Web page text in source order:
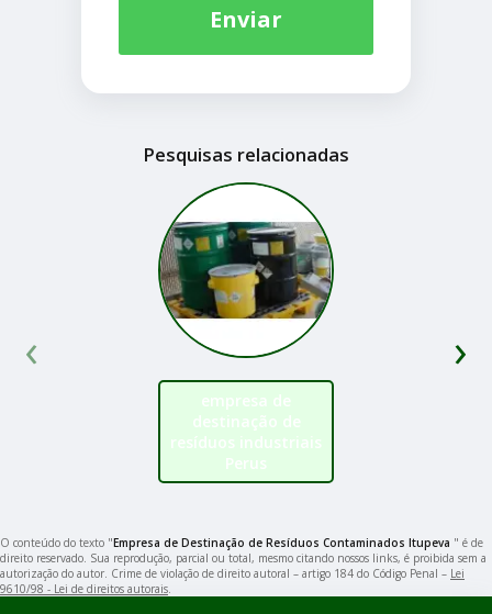
Enviar
Pesquisas relacionadas
empresa de
destinação de
resíduos industriais
Perus
‹ ›
O conteúdo do texto "Empresa de Destinação de Resíduos Contaminados Itupeva " é de
direito reservado. Sua reprodução, parcial ou total, mesmo citando nossos links, é proibida sem a
autorização do autor. Crime de violação de direito autoral – artigo 184 do Código Penal – Lei
9610/98 - Lei de direitos autorais.